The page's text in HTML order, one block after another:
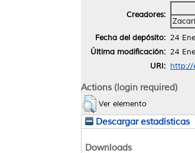
Creadores:
Fecha del depósito: 24
Última modificación: 24
URI: http://
Actions (login required)
Ver elemento
Descargar estadísticas
Downloads